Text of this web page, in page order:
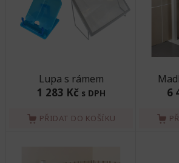
Lupa s rámem
1 283 Kč s DPH
PŘIDAT DO KOŠÍKU
6